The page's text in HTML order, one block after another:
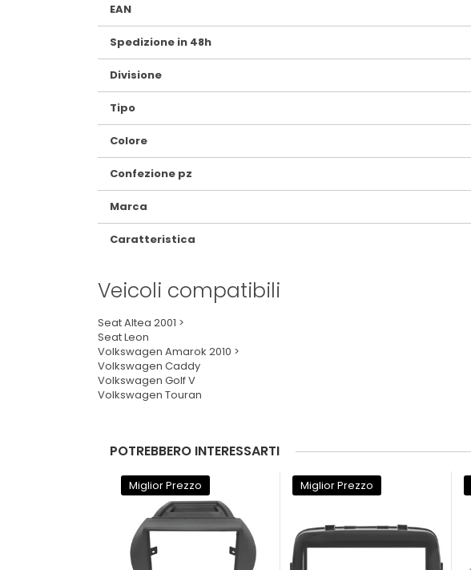
EAN
Spedizione in 48h
Divisione
Tipo
Colore
Confezione pz
Marca
Caratteristica
Veicoli compatibili
Seat Altea 2001 >
Seat Leon
Volkswagen Amarok 2010 >
Volkswagen Caddy
Volkswagen Golf V
Volkswagen Touran
POTREBBERO INTERESSARTI
Miglior Prezzo Miglior Prezzo